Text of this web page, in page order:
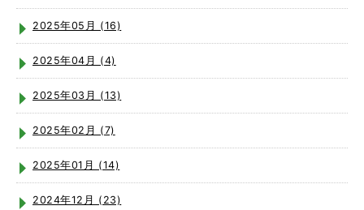
2025年05月 (16)
2025年04月 (4)
2025年03月 (13)
2025年02月 (7)
2025年01月 (14)
2024年12月 (23)